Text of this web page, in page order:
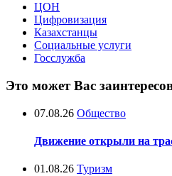
ЦОН
Цифровизация
Казахстанцы
Социальные услуги
Госслужба
Это может Вас
07.08.26 Общество
Движение открыли на
01.08.26 Туризм